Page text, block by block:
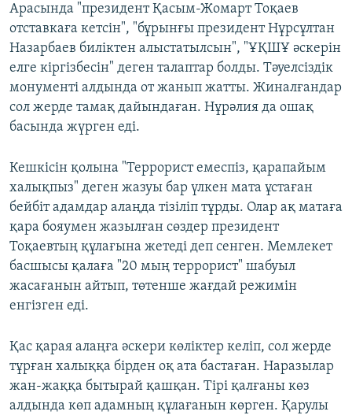
Арасында "президент Қасым-Жомарт Тоқаев
отставкаға кетсін", "бұрынғы президент Нұрсұлтан
Назарбаев биліктен алыстатылсын", "ҰҚШҰ әскерін
елге кіргізбесін" деген талаптар болды. Тәуелсіздік
монументі алдында от жанып жатты. Жиналғандар
сол жерде тамақ дайындаған. Нұрәлия да ошақ
басында жүрген еді.
Кешкісін қолына "Террорист емеспіз, қарапайым
халықпыз" деген жазуы бар үлкен мата ұстаған
бейбіт адамдар алаңда тізіліп тұрды. Олар ақ матаға
қара бояумен жазылған сөздер президент
Тоқаевтың құлағына жетеді деп сенген. Мемлекет
басшысы қалаға "20 мың террорист" шабуыл
жасағанын айтып, төтенше жағдай режимін
енгізген еді.
Қас қарая алаңға әскери көліктер келіп, сол жерде
тұрған халыққа бірден оқ ата бастаған. Наразылар
жан-жаққа бытырай қашқан. Тірі қалғаны көз
алдында көп адамның құлағанын көрген. Қарулы